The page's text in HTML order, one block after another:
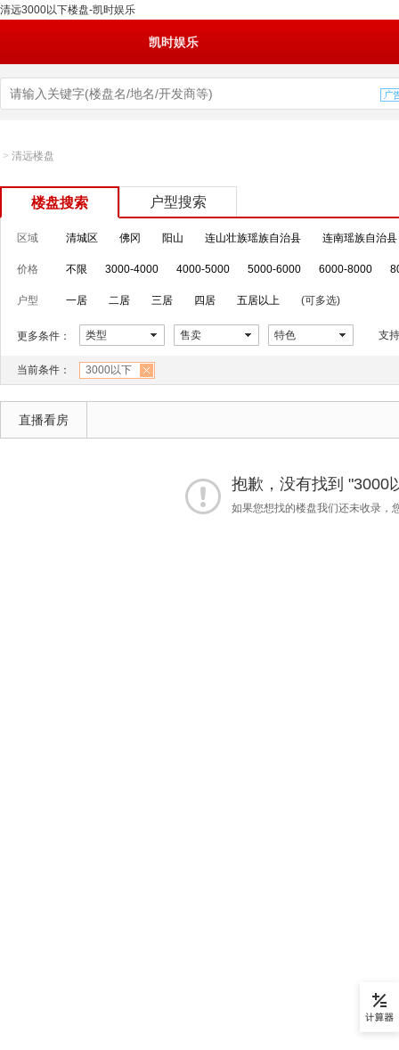
清远3000以下楼盘-凯时娱乐
凯时娱乐
> 清远楼盘
楼盘搜索 户型搜索
区域 清城区 佛冈 阳山 连山壮族瑶族自治县 连南瑶族自治县
价格 不限 3000-4000 4000-5000 5000-6000 6000-8000
户型 一居 二居 三居 四居 五居以上 (可多选)
更多条件： 类型 售卖 特色 支
当前条件： 3000以下
直播看房
抱歉，没有找到 "3000
如果您想找的楼盘我们还未收录，